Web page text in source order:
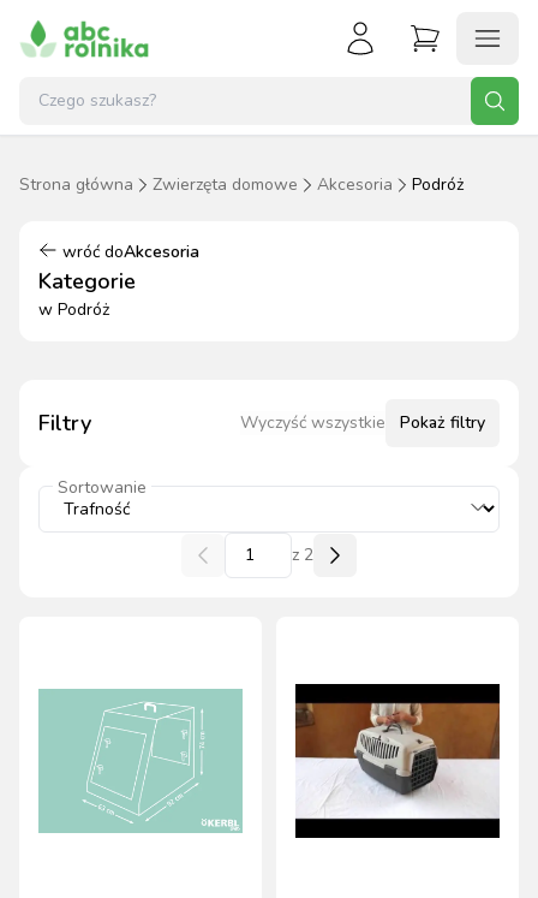
Strona główna Zwierzęta domowe Akcesoria Podróż
wróć doAkcesoria
Kategorie
w Podróż
Filtry Wyczyść wszystkie Pokaż filtry
Sortowanie
z 2